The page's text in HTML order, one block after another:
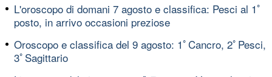
L'oroscopo di domani 7 agosto e classifica: Pesci al 1ﾟ
posto, in arrivo occasioni preziose
Oroscopo e classifica del 9 agosto: 1ﾟCancro, 2ﾟPesci,
3ﾟSagittario